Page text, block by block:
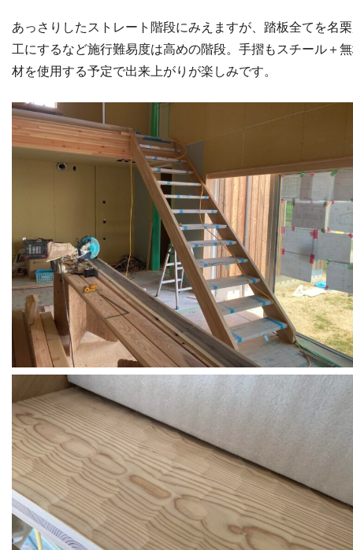
あっさりしたストレート階段にみえますが、踏板全てを名
工にするなど施行難易度は高めの階段。手摺もスチール＋
材を使用する予定で出来上がりが楽しみです。